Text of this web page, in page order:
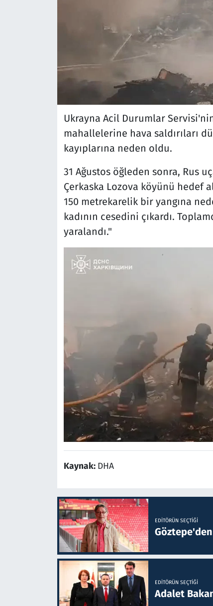
Ukrayna Acil Durumlar
mahallelerine hava saldırıları
kayıplarına neden oldu.
31 Ağustos öğleden sonra, Rus
Çerkaska Lozova köyünü hedef
150 metrekarelik bir yangına
kadının cesedini çıkardı.
yaralandı."
Kaynak: DHA
EDITÖRÜN SEÇTIĞI
EDITÖRÜN SEÇTIĞI
Adalet